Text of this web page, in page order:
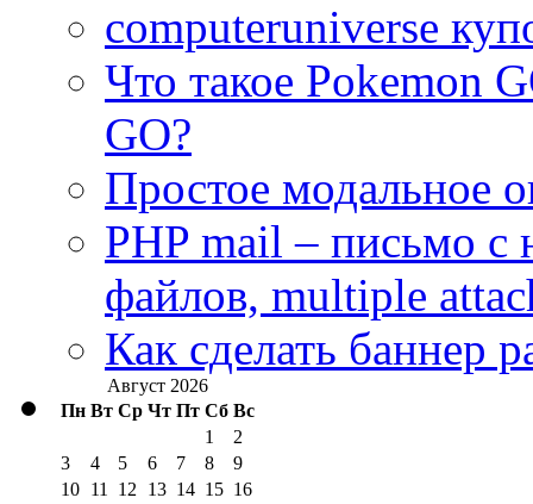
computeruniverse
Что такое Pokemon
GO?
Простое модальное
PHP mail – письмо с
файлов, multiple
Как сделать баннер
Август 2026
Пн Вт Ср Чт Пт Сб Вс
1
2
3
4 5 6 7 8
9
10 11 12 13 14 15 16